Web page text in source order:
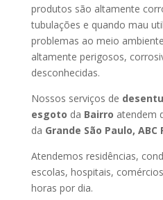
produtos são altamente
tubulações e quando mau
problemas ao meio
altamente perigosos,
desconhecidas.
Nossos serviços de
esgoto da Bairro atendem
da Grande São Paulo,
Atendemos residências,
escolas, hospitais,
horas por dia.